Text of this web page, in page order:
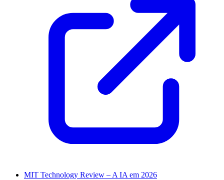
MIT Technology Review – A IA em 2026